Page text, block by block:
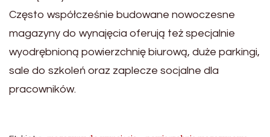
Często współcześnie budowane nowoczesne
magazyny do wynajęcia oferują też specjalnie
wyodrębnioną powierzchnię biurową, duże parkingi,
sale do szkoleń oraz zaplecze socjalne dla
pracowników.